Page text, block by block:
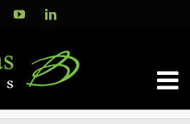
YouTubeLinkedIn